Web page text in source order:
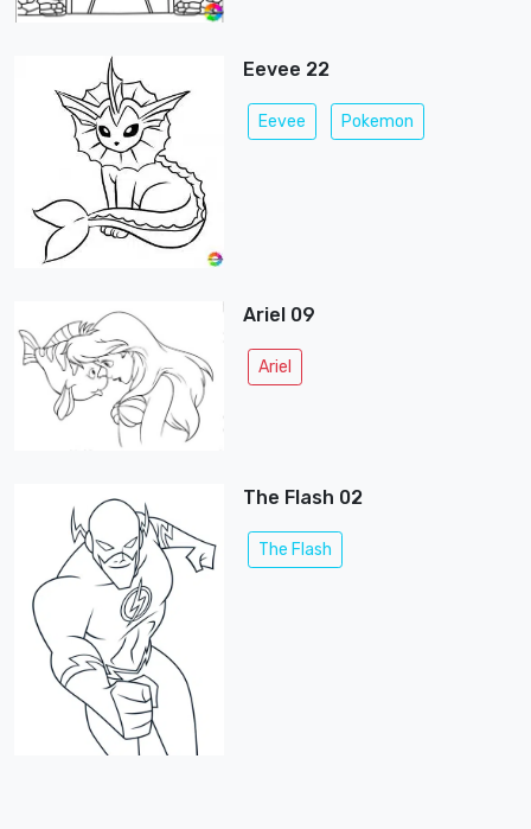
Eevee 22
Eevee Pokemon
Ariel 09
Ariel
The Flash 02
The Flash